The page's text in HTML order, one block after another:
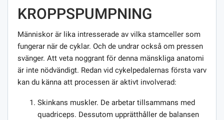
KROPPSPUMPNING
Människor är lika intresserade av vilka stamceller som
fungerar när de cyklar. Och de undrar också om pressen
svänger. Att veta noggrant för denna mänskliga anatomi
är inte nödvändigt. Redan vid cykelpedalernas första varv
kan du känna att processen är aktivt involverad:
Skinkans muskler. De arbetar tillsammans med
quadriceps. Dessutom upprätthåller de balansen